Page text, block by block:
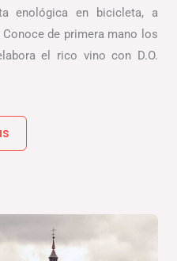
enológica en bicicleta, a
de primera mano los
el rico vino con D.O.